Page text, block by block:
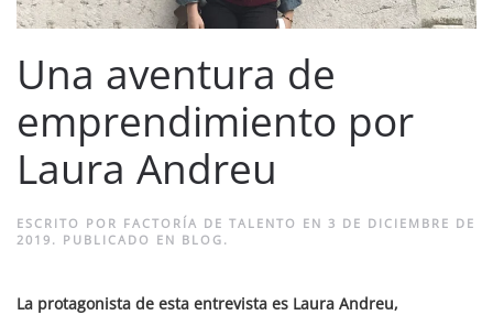
Una aventura de
emprendimiento por
Laura Andreu
ESCRITO POR FACTORÍA DE TALENTO EN 3 DE DICIEMBRE DE
2019 . PUBLICADO EN BLOG .
La protagonista de esta entrevista es Laura Andreu,